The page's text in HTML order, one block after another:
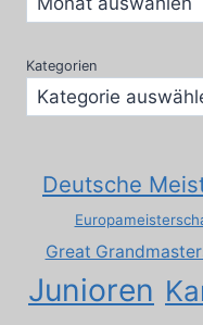
Kategorien
Deutsche
Great
Junioren